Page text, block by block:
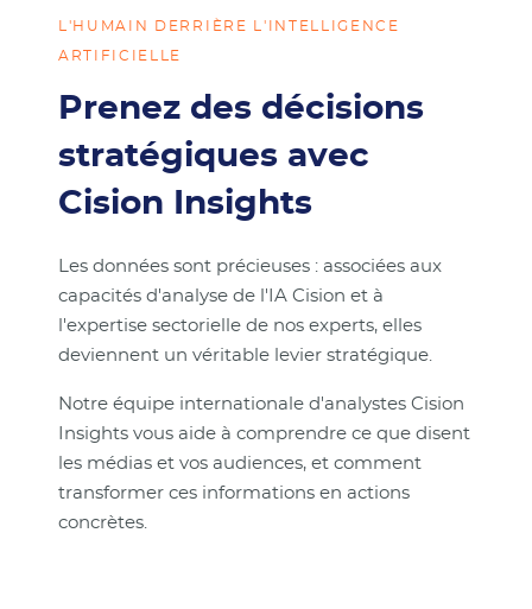
L'HUMAIN DERRIÈRE L'INTELLIGENCE
ARTIFICIELLE
Prenez des décisions
stratégiques avec
Cision Insights
Les données sont précieuses : associées aux
capacités d'analyse de l'IA Cision et à
l'expertise sectorielle de nos experts, elles
deviennent un véritable levier stratégique.
Notre équipe internationale d'analystes Cision
Insights vous aide à comprendre ce que disent
les médias et vos audiences, et comment
transformer ces informations en actions
concrètes.